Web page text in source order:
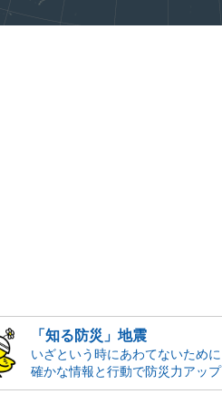
「知る防災」地震
いざという時にあわてないために
確かな情報と行動で防災力アップ